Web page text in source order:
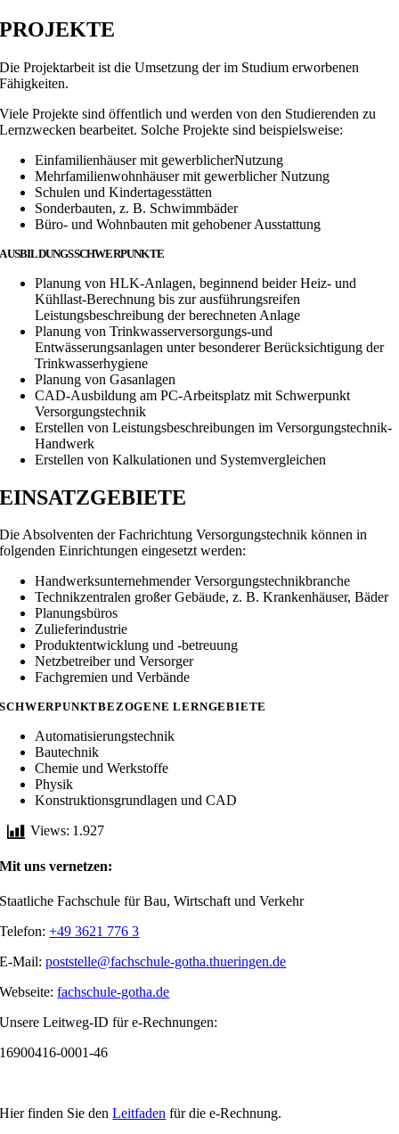
PROJEKTE
Die Projektarbeit ist die Umsetzung der im Studium erworbenen
Fähigkeiten.
Viele Projekte sind öffentlich und werden von den Studierenden zu
Lernzwecken bearbeitet. Solche Projekte sind beispielsweise:
Einfamilienhäuser mit gewerblicherNutzung
Mehrfamilienwohnhäuser mit gewerblicher Nutzung
Schulen und Kindertagesstätten
Sonderbauten, z. B. Schwimmbäder
Büro- und Wohnbauten mit gehobener Ausstattung
AUSBILDUNGSSCHWERPUNKTE
Planung von HLK-Anlagen, beginnend beider Heiz- und
Kühllast-Berechnung bis zur ausführungsreifen
Leistungsbeschreibung der berechneten Anlage
Planung von Trinkwasserversorgungs-und
Entwässerungsanlagen unter besonderer Berücksichtigung der
Trinkwasserhygiene
Planung von Gasanlagen
CAD-Ausbildung am PC-Arbeitsplatz mit Schwerpunkt
Versorgungstechnik
Erstellen von Leistungsbeschreibungen im Versorgungstechnik-
Handwerk
Erstellen von Kalkulationen und Systemvergleichen
EINSATZGEBIETE
Die Absolventen der Fachrichtung Versorgungstechnik können in
folgenden Einrichtungen eingesetzt werden:
Handwerksunternehmender Versorgungstechnikbranche
Technikzentralen großer Gebäude, z. B. Krankenhäuser, Bäder
Planungsbüros
Zulieferindustrie
Produktentwicklung und -betreuung
Netzbetreiber und Versorger
Fachgremien und Verbände
SCHWERPUNKTBEZOGENE LERNGEBIETE
Automatisierungstechnik
Bautechnik
Chemie und Werkstoffe
Physik
Konstruktionsgrundlagen und CAD
Views: 1.927
Mit uns vernetzen:
Staatliche Fachschule für Bau, Wirtschaft und Verkehr
Telefon:+49 3621 776 3
E-Mail:poststelle@fachschule-gotha.thueringen.de
Webseite:fachschule-gotha.de
Unsere Leitweg-ID für e-Rechnungen:
16900416-0001-46
Hier finden Sie denLeitfaden für die e-Rechnung.